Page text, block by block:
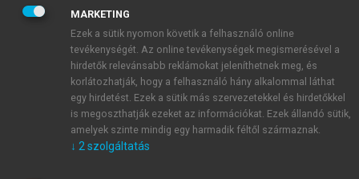
JELSZÓ
JELSZÓ ÚJRA
Kérek értesítést a MeRSZ újdonságairól, akcióiról.
Kérek értesítést az Akadémiai Kiadó Zrt. újdonságairól,
MARKETING
Ezek a sütik nyomon követik a felhasználó online
tevékenységét. Az online tevékenységek megismerésével a
hirdetők relevánsabb reklámokat jeleníthetnek meg, és
korlátozhatják, hogy a felhasználó hány alkalommal láthat
egy hirdetést. Ezek a sütik más szervezetekkel és hirdetőkkel
is megoszthatják ezeket az információkat. Ezek állandó sütik,
amelyek szinte mindig egy harmadik féltől származnak.
↓ 2 szolgáltatás